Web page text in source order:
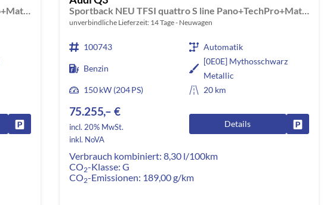
Sportback NEU TFSI quattro S line Pano+TechPro+Matrix+AHK+HUD+Alu20+KlimaPlus+DCC+SONOS
Fahrzeug parken
Sportback NEU TFSI quattro S line Pano+TechPro+Matrix+AHK+HUD+Alu20+KlimaPlus+DCC+SONOS
unverbindliche Lieferzeit: 14 Tage Neuwagen
100743 Automatik
Benzin
[0E0E] Mythosschwarz
Metallic
150 kW (204 PS)
20 km
75.255,– €
incl. 20% MwSt.
inkl. NoVA
Details
Verbrauch kombiniert: 8,30 l/100km
CO2-Klasse: G
CO2-Emissionen: 189,00 g/km